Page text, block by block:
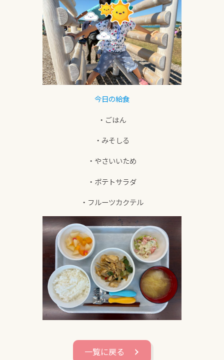
今日の給食
・ごはん
・みそしる
・やさいいため
・ポテトサラダ
・フルーツカクテル
一覧に戻る